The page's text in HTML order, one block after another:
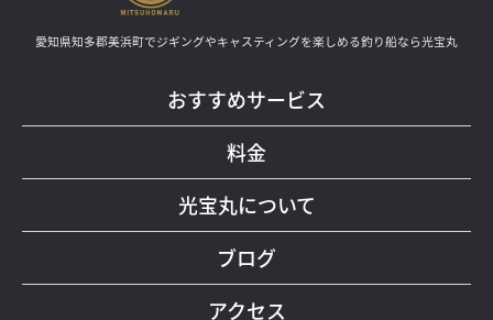
愛知県知多郡美浜町でジギングやキャスティングを楽しめる釣り船なら光宝丸
おすすめサービス
料金
光宝丸について
ブログ
アクセス